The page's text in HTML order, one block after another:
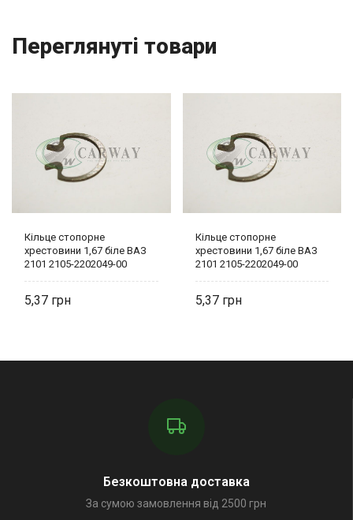
Переглянуті товари
Кільце стопорне
хрестовини 1,67 біле ВАЗ
2101 2105-2202049-00
5,37
Кільце стопорне
хрестовини 1,67 біле ВАЗ
2101 2105-2202049-00
5,37
Безкоштовна доставка
За сумою замовлення від 2500 грн